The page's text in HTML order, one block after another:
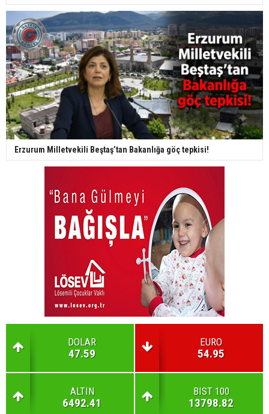
Erzurum Milletvekili Beştaş’tan Bakanlığa göç tepkisi!
DOLAR
47.59
EURO
54.95
ALTIN
6492.41
BIST 100
13798.82